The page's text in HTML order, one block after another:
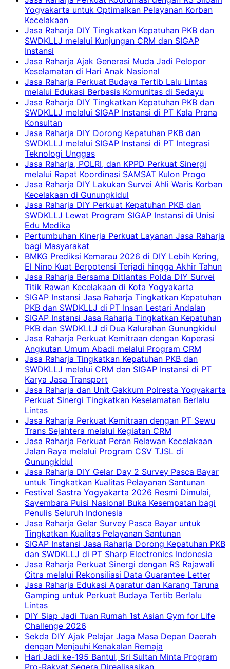
Yogyakarta untuk Optimalkan Pelayanan Korban
Kecelakaan
Jasa Raharja DIY Tingkatkan Kepatuhan PKB dan
SWDKLLJ melalui Kunjungan CRM dan SIGAP
Instansi
Jasa Raharja Ajak Generasi Muda Jadi Pelopor
Keselamatan di Hari Anak Nasional
Jasa Raharja Perkuat Budaya Tertib Lalu Lintas
melalui Edukasi Berbasis Komunitas di Sedayu
Jasa Raharja DIY Tingkatkan Kepatuhan PKB dan
SWDKLLJ melalui SIGAP Instansi di PT Kala Prana
Konsultan
Jasa Raharja DIY Dorong Kepatuhan PKB dan
SWDKLLJ melalui SIGAP Instansi di PT Integrasi
Teknologi Unggas
Jasa Raharja, POLRI, dan KPPD Perkuat Sinergi
melalui Rapat Koordinasi SAMSAT Kulon Progo
Jasa Raharja DIY Lakukan Survei Ahli Waris Korban
Kecelakaan di Gunungkidul
Jasa Raharja DIY Perkuat Kepatuhan PKB dan
SWDKLLJ Lewat Program SIGAP Instansi di Unisi
Edu Medika
Pertumbuhan Kinerja Perkuat Layanan Jasa Raharja
bagi Masyarakat
BMKG Prediksi Kemarau 2026 di DIY Lebih Kering,
El Nino Kuat Berpotensi Terjadi hingga Akhir Tahun
Jasa Raharja Bersama Ditlantas Polda DIY Survei
Titik Rawan Kecelakaan di Kota Yogyakarta
SIGAP Instansi Jasa Raharja Tingkatkan Kepatuhan
PKB dan SWDKLLJ di PT Insan Lestari Andalan
SIGAP Instansi Jasa Raharja Tingkatkan Kepatuhan
PKB dan SWDKLLJ di Dua Kalurahan Gunungkidul
Jasa Raharja Perkuat Kemitraan dengan Koperasi
Angkutan Umum Abadi melalui Program CRM
Jasa Raharja Tingkatkan Kepatuhan PKB dan
SWDKLLJ melalui CRM dan SIGAP Instansi di PT
Karya Jasa Transport
Jasa Raharja dan Unit Gakkum Polresta Yogyakarta
Perkuat Sinergi Tingkatkan Keselamatan Berlalu
Lintas
Jasa Raharja Perkuat Kemitraan dengan PT Sewu
Trans Sejahtera melalui Kegiatan CRM
Jasa Raharja Perkuat Peran Relawan Kecelakaan
Jalan Raya melalui Program CSV TJSL di
Gunungkidul
Jasa Raharja DIY Gelar Day 2 Survey Pasca Bayar
untuk Tingkatkan Kualitas Pelayanan Santunan
Festival Sastra Yogyakarta 2026 Resmi Dimulai,
Sayembara Puisi Nasional Buka Kesempatan bagi
Penulis Seluruh Indonesia
Jasa Raharja Gelar Survey Pasca Bayar untuk
Tingkatkan Kualitas Pelayanan Santunan
SIGAP Instansi Jasa Raharja Dorong Kepatuhan PKB
dan SWDKLLJ di PT Sharp Electronics Indonesia
Jasa Raharja Perkuat Sinergi dengan RS Rajawali
Citra melalui Rekonsiliasi Data Guarantee Letter
Jasa Raharja Edukasi Aparatur dan Karang Taruna
Gamping untuk Perkuat Budaya Tertib Berlalu
Lintas
DIY Siap Jadi Tuan Rumah 1st Asian Gym for Life
Challenge 2026
Sekda DIY Ajak Pelajar Jaga Masa Depan Daerah
dengan Menjauhi Kenakalan Remaja
Hari Jadi ke-195 Bantul, Sri Sultan Minta Program
Pro-Rakyat Segera Direalisasikan